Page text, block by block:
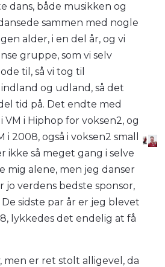
dans, både musikken og
sammen med nogle
alder, i en del år, og vi
gruppe, som vi selv
til, så vi tog til
og udland, så det
tid på. Det endte med
VM i Hiphop for voksen2, og
2008, også i voksen2 small
ikke så meget gang i selve
mig alene, men jeg danser
jo verdens bedste sponsor,
sidste par år er jeg blevet
lykkedes det endelig at få
men er ret stolt alligevel, da